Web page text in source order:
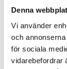
Denna
Vi använder
och
för sociala
vidarebefordrar
Käytä aamuisin
Sisältää
Ainesosat
Aqua/Water/Eau,
Benzophenone-3,